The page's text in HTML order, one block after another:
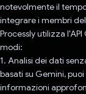
notevolmente il
integrare i membri
Processly utilizza
modi:
1. Analisi dei dati
basati su Gemini,
informazioni